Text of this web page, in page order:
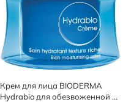
Крем для лица BIODERMA
Hydrabio для обезвоженной и